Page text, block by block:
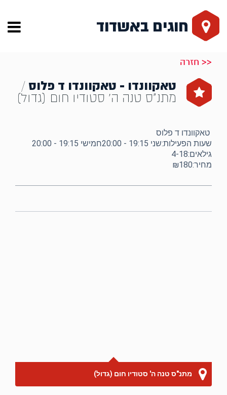
חוגים באשדוד
<< חזרה
טאקוונדו - טאקוונדו ד פלוס /
מתנ"ס טנה ה' סטודיו חום (גדול)
טאקוונדו ד פלוס
שעות הפעילות:שני 19:15 - 20:00חמישי 19:15 - 20:00
גילאים:4-18
מחיר:₪180
מתנ"ס טנה ה' סטודיו חום (גדול)